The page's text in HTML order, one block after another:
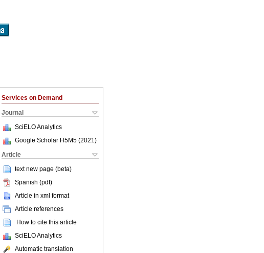
Services on Demand
Journal
SciELO Analytics
Google Scholar H5M5 (2021 )
Article
text new page (beta)
Spanish (pdf)
Article in xml format
Article references
How to cite this article
SciELO Analytics
Automatic translation